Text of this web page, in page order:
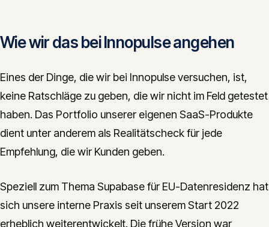
Wie wir das bei Innopulse angehen
Eines der Dinge, die wir bei Innopulse versuchen, ist,
keine Ratschläge zu geben, die wir nicht im Feld getestet
haben. Das Portfolio unserer eigenen SaaS-Produkte
dient unter anderem als Realitätscheck für jede
Empfehlung, die wir Kunden geben.
Speziell zum Thema Supabase für EU-Datenresidenz hat
sich unsere interne Praxis seit unserem Start 2022
erheblich weiterentwickelt. Die frühe Version war